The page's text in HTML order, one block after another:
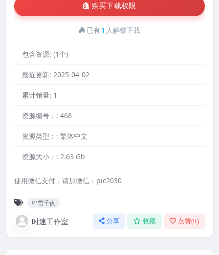
购买下载权限
已有1 人解锁下载
包含资源: (1个)
最近更新: 2025-04-02
累计销量: 1
资源编号：: 468
资源类型：: 繁体中文
资源大小：: 2.63 Gb
使用微信支付，请加微信：pic2030
绯雪千夜
时速工作室 分享 收藏 点赞(0)